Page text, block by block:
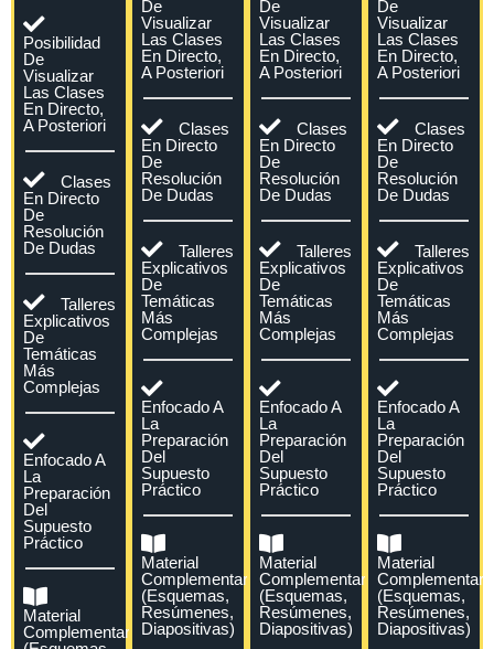
Posibilidad
De
Visualizar
Las Clases
En Directo,
A Posteriori
Clases
En Directo
De
Resolución
De Dudas
Talleres
Explicativos
De
Temáticas
Más
Complejas
Enfocado A
La
Preparación
Del
Supuesto
Práctico
Material
Complementario
De
Visualizar
Las Clases
En Directo,
A Posteriori
Clases
En Directo
De
Resolución
De Dudas
Talleres
Explicativos
De
Temáticas
Más
Complejas
Enfocado A
La
Preparación
Del
Supuesto
Práctico
Material
Complementario
(esquemas,
Resúmenes,
Diapositivas)
De
Visualizar
Las Clases
En Directo,
A Posteriori
Clases
En Directo
De
Resolución
De Dudas
Talleres
Explicativos
De
Temáticas
Más
Complejas
Enfocado A
La
Preparación
Del
Supuesto
Práctico
Material
Complementario
(esquemas,
Resúmenes,
Diapositivas)
De
Visualizar
Las Clases
En Directo,
A Posteriori
Clases
En Directo
De
Resolución
De Dudas
Talleres
Explicativos
De
Temáticas
Más
Complejas
Enfocado A
La
Preparación
Del
Supuesto
Práctico
Material
(esquemas,
Resúmenes,
Diapositivas)